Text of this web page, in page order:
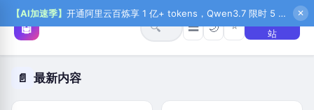
【AI加速季】 开通阿里云百炼享 1 亿+ tokens，Qwen3.7 限时 5 折起，秒悟新注送 1 万积分，加入 OPC 赢百万助力金，QoderWork CN 首月 0 元 ✕
🤖 🔍 ☰ 🌙 ⭐
+ 提交网
站
📄 最新内容